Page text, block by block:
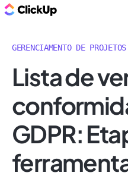
GERENCIAMENTO DE PROJETOS
Lista de
GDPR: